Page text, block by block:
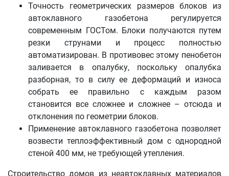
Точность геометрических размеров блоков из
автоклавного газобетона регулируется
современным ГОСТом. Блоки получаются путем
резки струнами и процесс полностью
автоматизирован. В противовес этому пенобетон
заливается в опалубку, поскольку опалубка
разборная, то в силу ее деформаций и износа
собрать ее правильно с каждым разом
становится все сложнее и сложнее – отсюда и
отклонения по геометрии блоков.
Применение автоклавного газобетона позволяет
возвести теплоэффективный дом с однородной
стеной 400 мм, не требующей утепления.
Строительство домов из неавтоклавных материалов